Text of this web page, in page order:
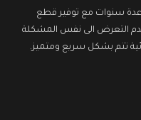
عدة سنوات مع توفير قطع
التعرض الى نفس المشكلة
تتم بشكل سريع ومتميز.